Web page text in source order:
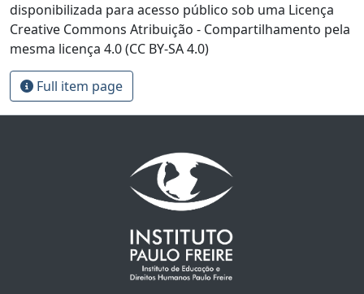
disponibilizada para acesso público sob uma Licença
Creative Commons Atribuição - Compartilhamento pela
mesma licença 4.0 (CC BY-SA 4.0)
Full item page